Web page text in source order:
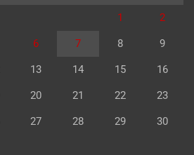
1 2
6 7 8 9
13 14 15 16
20 21 22 23
27 28 29 30